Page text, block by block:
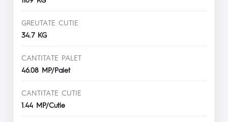
GREUTATE CUTIE
34.7 KG
CANTITATE PALET
46.08 MP/Palet
CANTITATE CUTIE
1.44 MP/Cutie